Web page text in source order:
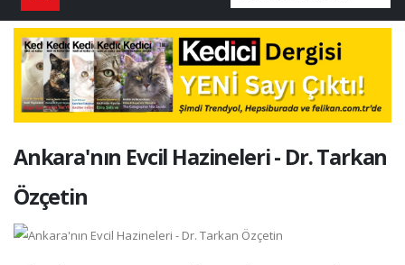
Ankara'nın Evcil Hazineleri - Dr. Tarkan
Özçetin